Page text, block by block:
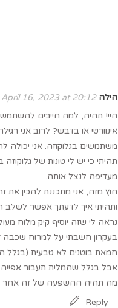
הילה April 16, 2023 at 20:12
היי! תהיה, למה חייבים
אינוורטי או בדבש? לרוב אני
משתמשים בגלוקוזה. אני יכולה
תהיתי כי יש לי טונות של
מעדיפה לנצל אותה.
חוץ מזה, אני מתכננת להכין את
ותהיתי איך לדעתך אפשר לשלב
נראה לי שזה יוסיף קיק מלוח
בעקרון חשבתי על למרוח
חמאת בוטנים לא טבעית (בגלל
אבל בגלל שהמלית תעבור
מה תהיה ההשפעה של זה אחר
Reply